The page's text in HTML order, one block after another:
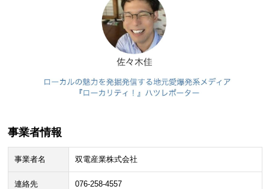
事業者情報
事業者名 双電産業株式会社
連絡先 076-258-4557